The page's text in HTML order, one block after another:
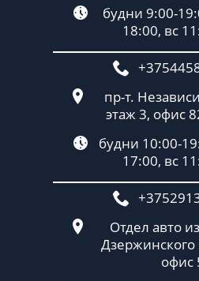
будни 9:00-
18:00, вс
пр-т.
этаж 3, офис
будни 10:00-
17:00, вс
Отдел авто
Дзержинского
офис